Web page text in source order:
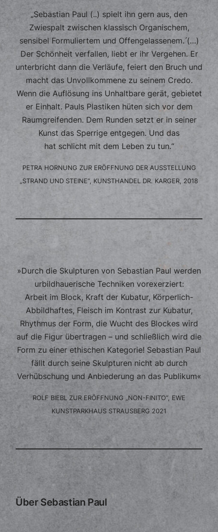
„Sebastian Paul (..) spielt ihn gern aus, den
Zwiespalt zwischen klassisch Organischem,
sensibel Formuliertem und Offengelassenem. ́(…)
Der Schönheit verfallen, liebt er ihr Vergehen. Er
unterbricht dann die Verläufe, feiert den Bruch und
macht das Unvollkommene zu seinem Credo.
Wenn die Auflösung ins Unhaltbare gerät, gebietet
er Einhalt. Pauls Plastiken hüten sich vor dem
Raumgreifenden. Dem Runden setzt er in seiner
Kunst das Sperrige entgegen. Und das
hat schlicht mit dem Leben zu tun.“
PETRA HORNUNG ZUR ERÖFFNUNG DER AUSSTELLUNG
„STRAND UND STEINE“, KUNSTHANDEL DR. KARGER, 2018
»Durch die Skulpturen von Sebastian Paul werden
urbildhauerische Techniken vorexerziert:
Arbeit im Block, Kraft der Kubatur, Körperlich-
Abbildhaftes, Fleisch im Kontrast zur Kubatur,
Rhythmus der Form, die Wucht des Blockes wird
auf die Figur übertragen – und schließlich wird die
Form zu einer ethischen Kategorie! Sebastian Paul
fällt durch seine Skulpturen nicht ab durch
Verhübschung und Anbiederung an das Publikum«
ROLF BIEBL ZUR ERÖFFNUNG „NON-FINITO“, EWE
KUNSTPARKHAUS STRAUSBERG 2021
Über Sebastian Paul